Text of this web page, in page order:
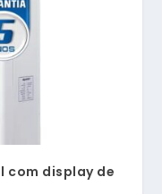
com display de